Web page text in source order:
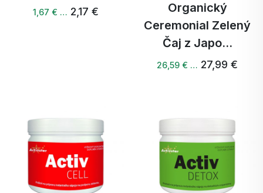
1,67 € … 2,17 €
Organický
Ceremonial Zelený
Čaj z Japo...
26,59 € … 27,99 €